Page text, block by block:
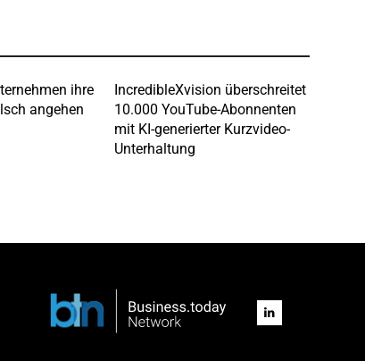
ihre
angehen
IncredibleXvision überschreitet
10.000 YouTube-Abonnenten
mit KI-generierter Kurzvideo-
Unterhaltung